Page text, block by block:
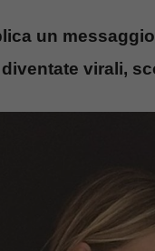
un
virali,